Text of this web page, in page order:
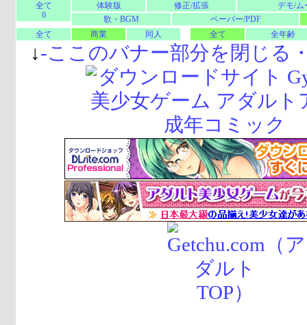
全て
0
体験版 修正/拡張
デモ/ム
歌・BGM
ペーパー/PDF
全て
商業 同人 全て 全年齢
↓-ここのバナー部分を閉じる